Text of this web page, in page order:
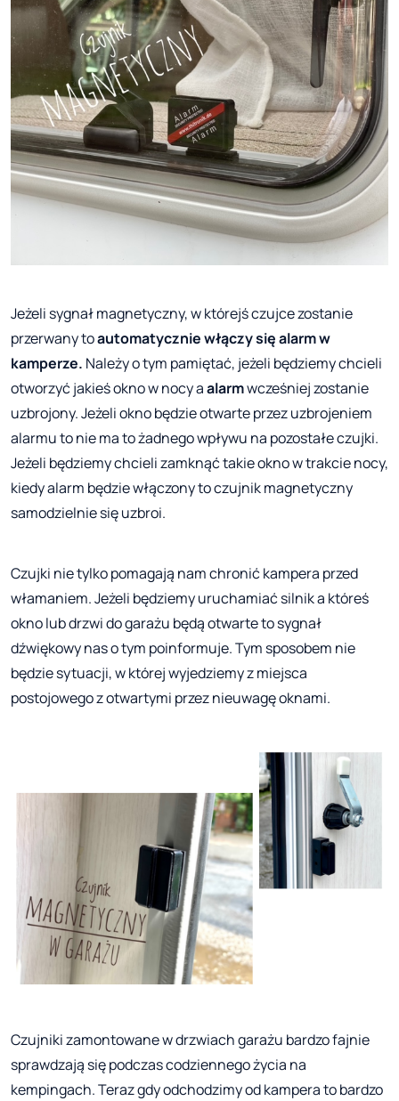
Jeżeli sygnał magnetyczny, w którejś czujce zostanie
przerwany toautomatycznie włączy się alarm w
kamperze. Należy o tym pamiętać, jeżeli będziemy chcieli
otworzyć jakieś okno w nocy aalarmwcześniej zostanie
uzbrojony. Jeżeli okno będzie otwarte przez uzbrojeniem
alarmu to nie ma to żadnego wpływu na pozostałe czujki.
Jeżeli będziemy chcieli zamknąć takie okno w trakcie nocy,
kiedy alarm będzie włączony to czujnik magnetyczny
samodzielnie się uzbroi.
Czujki nie tylko pomagają nam chronić kampera przed
włamaniem. Jeżeli będziemy uruchamiać silnik a któreś
okno lub drzwi do garażu będą otwarte to sygnał
dźwiękowy nas o tym poinformuje. Tym sposobem nie
będzie sytuacji, w której wyjedziemy z miejsca
postojowego z otwartymi przez nieuwagę oknami.
Czujniki zamontowane w drzwiach garażu bardzo fajnie
sprawdzają się podczas codziennego życia na
kempingach. Teraz gdy odchodzimy od kampera to bardzo